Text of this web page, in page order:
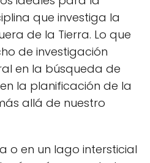
que investiga la
de la Tierra. Lo que
de investigación
en la búsqueda de
la planificación de la
allá de nuestro
o en un lago intersticial